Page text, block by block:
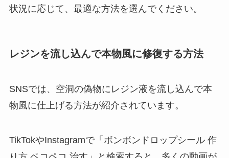
状況に応じて、最適な方法を選んでください。
レジンを流し込んで本物風に修復する方法
SNSでは、空洞の偽物にレジン液を流し込んで本
物風に仕上げる方法が紹介されています。
TikTokやInstagramで「ボンボンドロップシール 作